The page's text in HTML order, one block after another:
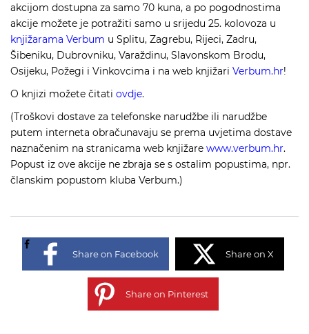
akcijom dostupna za samo 70 kuna, a po pogodnostima
akcije možete je potražiti samo u srijedu 25. kolovoza u
knjižarama Verbum u Splitu, Zagrebu, Rijeci, Zadru,
Šibeniku, Dubrovniku, Varaždinu, Slavonskom Brodu,
Osijeku, Požegi i Vinkovcima i na web knjižari Verbum.hr!
O knjizi možete čitati ovdje.
(Troškovi dostave za telefonske narudžbe ili narudžbe
putem interneta obračunavaju se prema uvjetima dostave
naznačenim na stranicama web knjižare www.verbum.hr.
Popust iz ove akcije ne zbraja se s ostalim popustima, npr.
članskim popustom kluba Verbum.)
Share on Facebook Share on X
Share on Pinterest